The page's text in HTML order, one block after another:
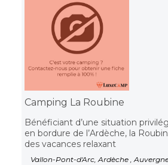
Camping La Roubine
Bénéficiant d’une situation
en bordure de l’Ardèche, la
des vacances relaxant
Vallon-Pont-d'Arc, Ardèche ,